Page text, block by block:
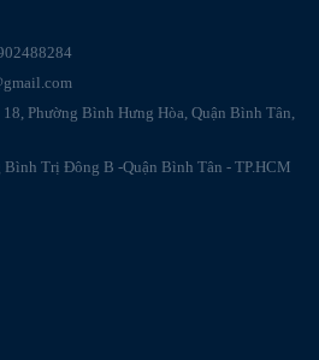
Phường Bình Hưng Hòa, Quận Bình Tân,
Trị Đông B -Quận Bình Tân - TP.HCM